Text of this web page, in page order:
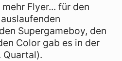
Flyer... für den
Supergameboy, den
Color gab es in der
Quartal).